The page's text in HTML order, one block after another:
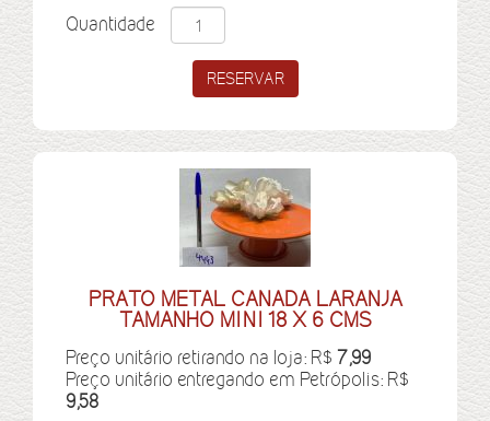
Quantidade
PRATO METAL CANADA LARANJA
TAMANHO MINI 18 X 6 CMS
Preço unitário retirando na loja: R$ 7,99
Preço unitário entregando em Petrópolis: R$
9,58